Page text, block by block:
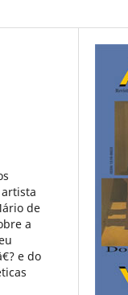
de
a
e do